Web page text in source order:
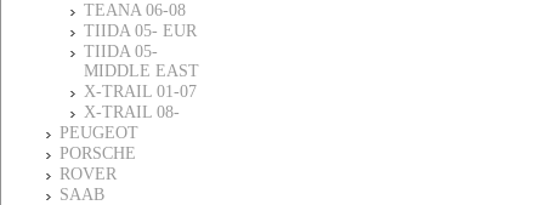
TEANA 06-08
TIIDA 05- EUR
TIIDA 05-
MIDDLE EAST
X-TRAIL 01-07
X-TRAIL 08-
PEUGEOT
PORSCHE
ROVER
SAAB